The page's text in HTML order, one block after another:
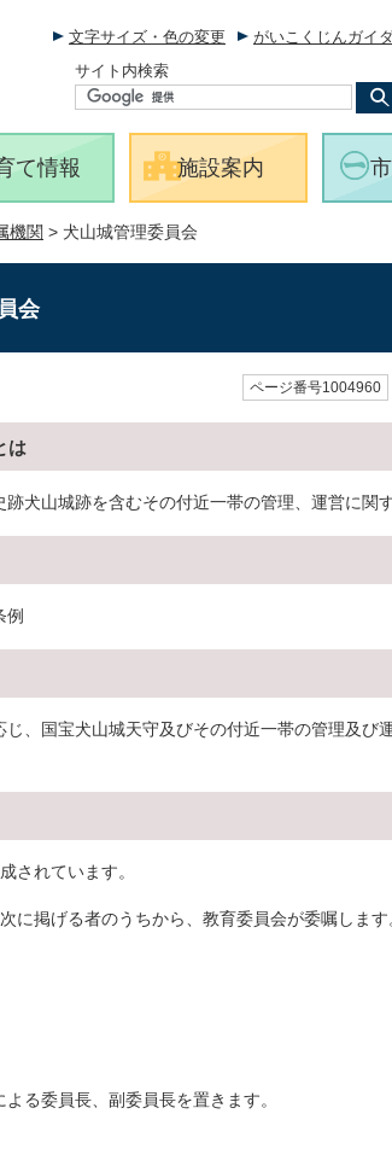
文字サイズ・色の変更 がいこくじんガイ
サイト内検索
て情報 施設案内
機関 > 犬山城管理委員会
会
ページ番号1004960
は
跡犬山城跡を含むその付近一帯の管理、運営に関
例
じ、国宝犬山城天守及びその付近一帯の管理及び
されています。
に掲げる者のうちから、教育委員会が委嘱します
る委員長、副委員長を置きます。